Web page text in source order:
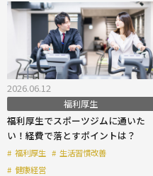
2026.06.12
福利厚生
福利厚生でスポーツジムに通いた
い！経費で落とすポイントは？
# 福利厚生 # 生活習慣改善
# 健康経営